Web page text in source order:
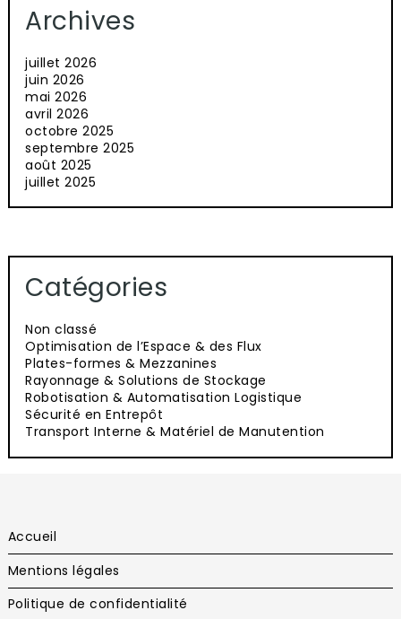
Archives
juillet 2026
juin 2026
mai 2026
avril 2026
octobre 2025
septembre 2025
août 2025
juillet 2025
Catégories
Non classé
Optimisation de l’Espace & des Flux
Plates-formes & Mezzanines
Rayonnage & Solutions de Stockage
Robotisation & Automatisation Logistique
Sécurité en Entrepôt
Transport Interne & Matériel de Manutention
Accueil
Mentions légales
Politique de confidentialité